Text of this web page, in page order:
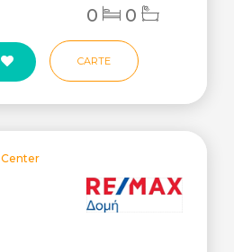
0 0
CARTE
Center